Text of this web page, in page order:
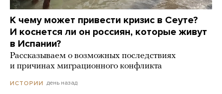
К чему может привести кризис в Сеуте?
И коснется ли он россиян, которые живут
в Испании?
Рассказываем о возможных последствиях
и причинах миграционного конфликта
ИСТОРИИ день назад